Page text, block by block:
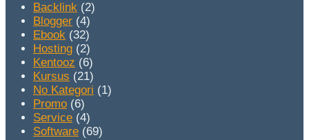
Backlink (2)
Blogger (4)
Ebook (32)
Hosting (2)
Kentooz (6)
Kursus (21)
No Kategori (1)
Promo (6)
Service (4)
Software (69)